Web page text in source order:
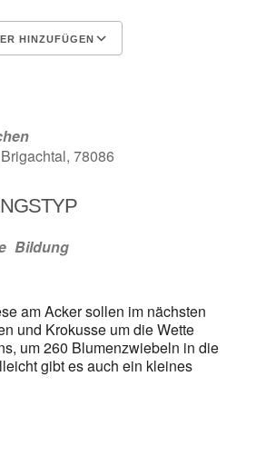
HINZUFÜGEN
78086
Bildung
am Acker sollen im nächsten
und Krokusse um die Wette
um 260 Blumenzwiebeln in die
gibt es auch ein kleines